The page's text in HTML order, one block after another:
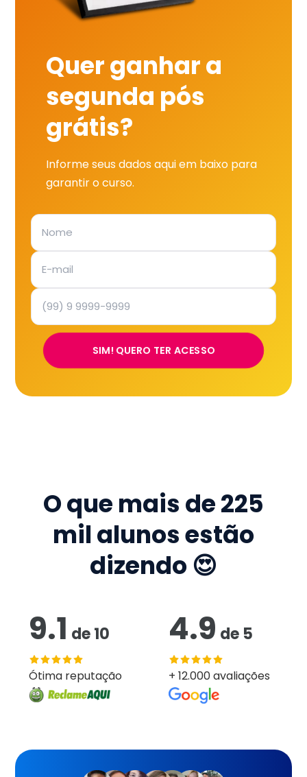
Quer ganhar a
segunda pós
grátis?
Informe seus dados aqui em baixo para
garantir o curso.
SIM! QUERO TER ACESSO
O que mais de225
mil alunos estão
dizendo 😍
9.1 de10
Ótima reputação
4.9 de 5
+ 12.000 avaliações